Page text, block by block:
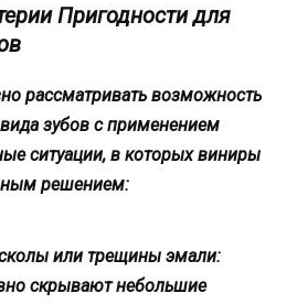
Пригодности для
рассматривать возможность
зубов с применением
ситуации, в которых виниры
решением:
или трещины эмали:
скрывают небольшие